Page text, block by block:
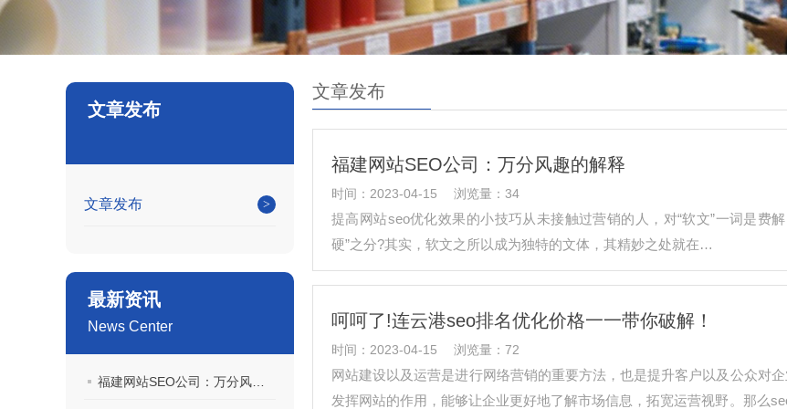
文章发布
文章发布
最新资讯
News Center
文章发布
福建网站SEO公司：万分风趣的解释
时间：2023-04-15 浏览量：34
提高网站seo优化效果的小技巧从未接触过营销的人，对“软文”一词是费
硬”之分?其实，软文之所以成为独特的文体，其精妙之处就在…
呵呵了!连云港seo排名优化价格一一带你破解！
时间：2023-04-15 浏览量：72
网站建设以及运营是进行网络营销的重要方法，也是提升客户以及公众对
发挥网站的作用，能够让企业更好地了解市场信息，拓宽运营视野。那么